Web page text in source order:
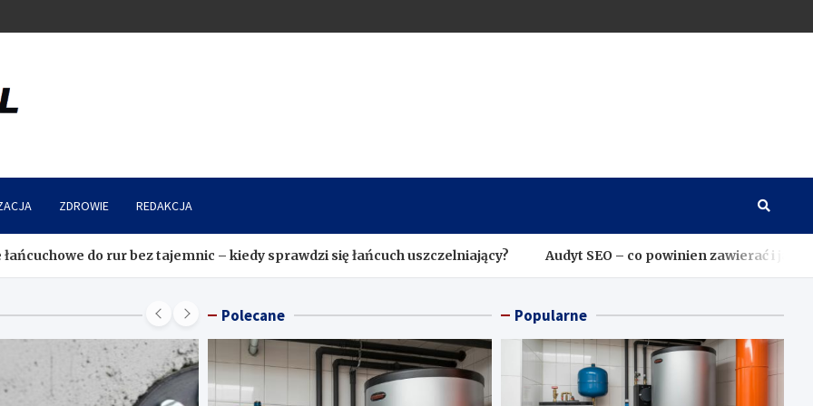
ZDROWIE REDAKCJA
rur bez tajemnic – kiedy sprawdzi się łańcuch uszczelniający? Audyt SEO – co powinien zawierać i jak go właściwie
Polecane Popularne